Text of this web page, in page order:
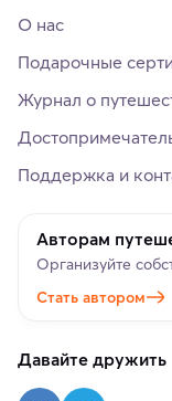
О нас
Подарочные
Журнал о
Поддержка и
Авторам
Организуйте
Стать автором
Давайте дружить